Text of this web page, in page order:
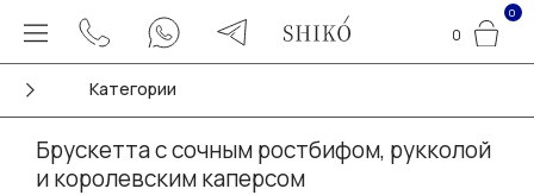
0
0
Категории
Брускетта с сочным ростбифом, рукколой
и королевским каперсом